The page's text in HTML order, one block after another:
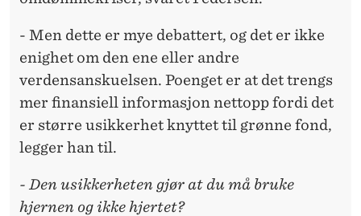
- Men dette er mye debattert, og det er ikke
enighet om den ene eller andre
verdensanskuelsen. Poenget er at det trengs
mer finansiell informasjon nettopp fordi det
er større usikkerhet knyttet til grønne fond,
legger han til.
- Den usikkerheten gjør at du må bruke
hjernen og ikke hjertet?